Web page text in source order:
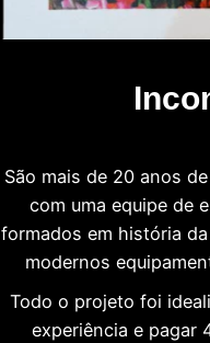
São mais de 20 anos
com uma equipe de
formados em história
modernos
Todo o projeto foi
experiência e pagar